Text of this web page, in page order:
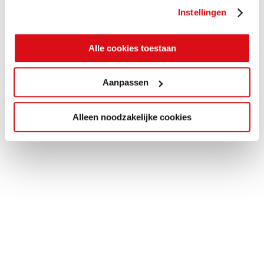
Instellingen
Alle cookies toestaan
Aanpassen
Alleen noodzakelijke cookies